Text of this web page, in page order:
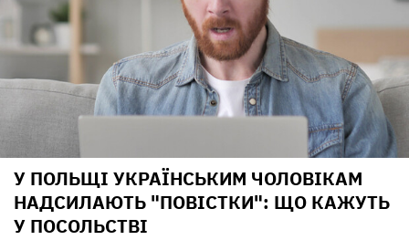
У ПОЛЬЩІ УКРАЇНСЬКИМ ЧОЛОВІКАМ
НАДСИЛАЮТЬ "ПОВІСТКИ": ЩО КАЖУТЬ
У ПОСОЛЬСТВІ